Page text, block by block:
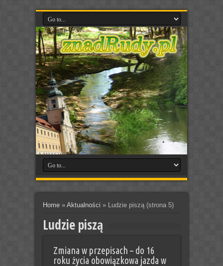
Home» Aktualności » Ludzie piszą(strona 5)
Ludzie piszą
Zmiana w przepisach – do 16
roku życia obowiązkowa jazda w